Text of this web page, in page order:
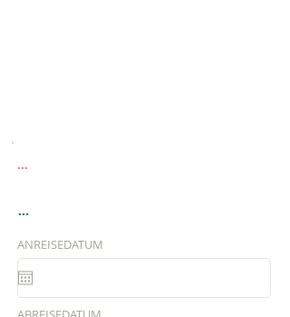
...
...
ANREISEDATUM